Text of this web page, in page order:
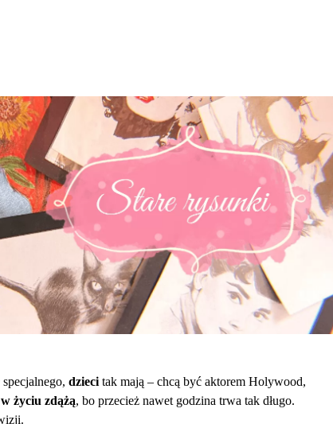
dziecitak mają – chcą być aktorem Holywood,
życiu zdążą, bo przecież nawet godzina trwa tak długo.